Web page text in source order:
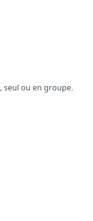
seul ou en groupe.